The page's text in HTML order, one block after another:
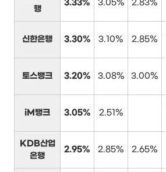
행
3.33% 3.05% 2.83%
신한은행 3.30% 3.10% 2.85%
토스뱅크 3.20% 3.08% 3.00%
iM뱅크 3.05% 2.51%
KDB산업
은행
2.95% 2.85% 2.65%